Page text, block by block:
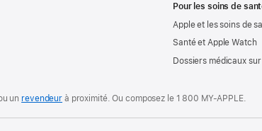
Pour les soins de
Apple et les soins de
Santé et Apple Watch
Dossiers médicaux
un revendeur à proximité. Ou composez le 1 800 MY‑APPLE.